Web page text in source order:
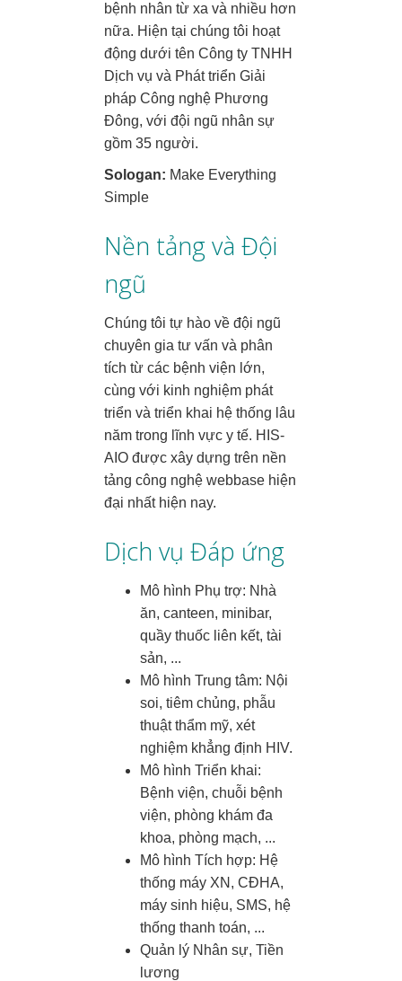
bệnh nhân từ xa và nhiều hơn
nữa. Hiện tại chúng tôi hoạt
động dưới tên Công ty TNHH
Dịch vụ và Phát triển Giải
pháp Công nghệ Phương
Đông, với đội ngũ nhân sự
gồm 35 người.
Sologan: Make Everything
Simple
Nền tảng và Đội
ngũ
Chúng tôi tự hào về đội ngũ
chuyên gia tư vấn và phân
tích từ các bệnh viện lớn,
cùng với kinh nghiệm phát
triển và triển khai hệ thống lâu
năm trong lĩnh vực y tế. HIS-
AIO được xây dựng trên nền
tảng công nghệ webbase hiện
đại nhất hiện nay.
Dịch vụ Đáp ứng
Mô hình Phụ trợ: Nhà
ăn, canteen, minibar,
quầy thuốc liên kết, tài
sản, ...
Mô hình Trung tâm: Nội
soi, tiêm chủng, phẫu
thuật thẩm mỹ, xét
nghiệm khẳng định HIV.
Mô hình Triển khai:
Bệnh viện, chuỗi bệnh
viện, phòng khám đa
khoa, phòng mạch, ...
Mô hình Tích hợp: Hệ
thống máy XN, CĐHA,
máy sinh hiệu, SMS, hệ
thống thanh toán, ...
Quản lý Nhân sự, Tiền
lương